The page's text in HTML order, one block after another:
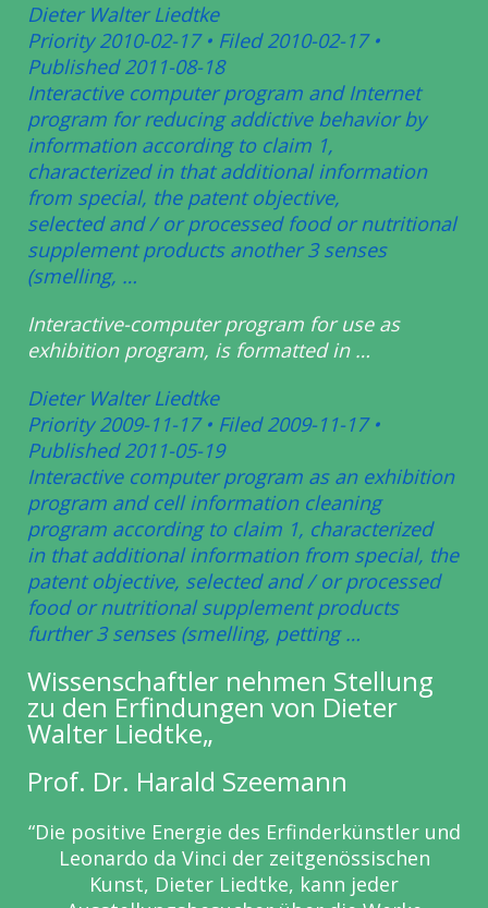
Dieter Walter Liedtke
Priority 2010-02-17 • Filed 2010-02-17 •
Published 2011-08-18
Interactive computer program and Internet
program for reducingaddictive behavior by
information according to claim 1,
characterized in that additional information
from special, the patent objective,
selectedand / or processed food or nutritional
supplement products another 3senses
(smelling, …
Interactive-computer program for use as
exhibition program, is formatted in …
Dieter Walter Liedtke
Priority 2009-11-17 • Filed 2009-11-17 •
Published 2011-05-19
Interactive computer program as an exhibition
program and cell information cleaning
program according to claim 1, characterized
in that additional information from special, the
patent objective, selectedand / or processed
food or nutritional supplement products
further 3senses (smelling, petting …
Wissenschaftler nehmen Stellung
zu den Erfindungen von Dieter
Walter Liedtke„
Prof. Dr. Harald Szeemann
“Die positive Energie des Erfinderkünstler und
Leonardo da Vinci der zeitgenössischen
Kunst, Dieter Liedtke, kann jeder